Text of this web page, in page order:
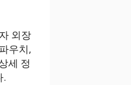
외장
우치,
세 정
.